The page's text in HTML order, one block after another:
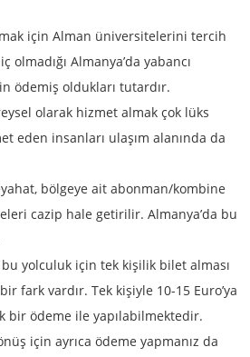
için Alman üniversitelerini tercih
Almanya’da yabancı
ödemiş oldukları tutardır.
olarak hizmet almak çok lüks
eden insanları ulaşım alanında da
bölgeye ait abonman/kombine
cazip hale getirilir. Almanya’da bu
yolculuk için tek kişilik bilet alması
fark vardır. Tek kişiyle 10-15 Euro’ya
bir ödeme ile yapılabilmektedir.
için ayrıca ödeme yapmanız da